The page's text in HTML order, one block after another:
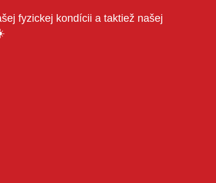
fyzickej kondícii a taktiež našej